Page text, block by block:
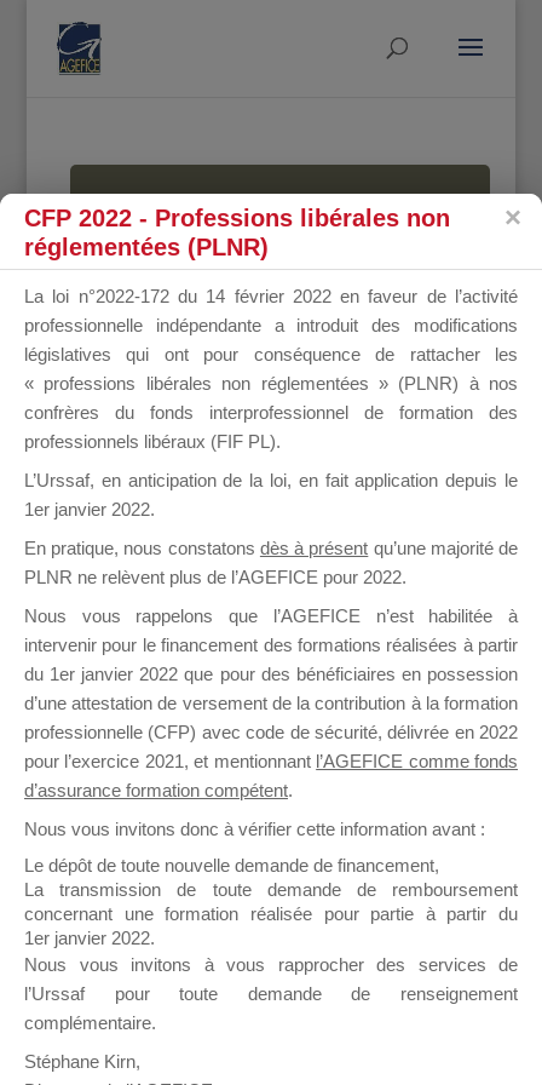
MALLETTE
DU
DIRIGEANT
Groupe Public
il y a un mois
Ce groupe est destiné aux Organismes de
Formation qui souhaitent répondre à l’Appel à
Propositions Mallette du Dirigeant.
sur lequel il est possible de laisser un message
ou poser une question.
NB : Il est nécessaire d’être
pouvoir rejoindre ce groupe
CFP 2022 - Professions libérales non
réglementées (PLNR)
La loi n°2022-172 du 14 février 2022 en faveur de l’activité
professionnelle indépendante a introduit des modifications
législatives qui ont pour conséquence de rattacher les
« professions libérales non réglementées » (PLNR) à nos
confrères du fonds interprofessionnel de formation des
professionnels libéraux (FIF PL).
L’Urssaf, en anticipation de la loi, en fait application depuis le
1er janvier 2022.
En pratique, nous constatons dès à présent qu’une majorité de
PLNR ne relèvent plus de l’AGEFICE pour 2022.
Nous vous rappelons que l’AGEFICE n’est habilitée à
intervenir pour le financement des formations réalisées à partir
du 1er janvier 2022 que pour des bénéficiaires en possession
d’une attestation de versement de la contribution à la formation
professionnelle (CFP) avec code de sécurité, délivrée en 2022
pour l’exercice 2021, et mentionnant l’AGEFICE comme fonds
d’assurance formation compétent.
Nous vous invitons donc à vérifier cette information avant :
Le dépôt de toute nouvelle demande de financement,
La transmission de toute demande de remboursement
concernant une formation réalisée pour partie à partir du
1er janvier 2022.
Nous vous invitons à vous rapprocher des services de
l’Urssaf pour toute demande de renseignement
complémentaire.
Stéphane Kirn,